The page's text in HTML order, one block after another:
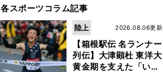
各スポーツコラム記事
【箱根駅伝 名ランナー
列伝】大津顕杜 東洋大
黄金期を支えた「いぶ
2026.08.06更新
陸上